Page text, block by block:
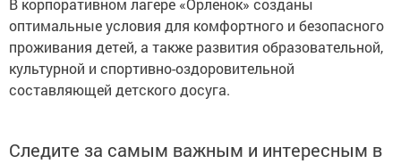
В корпоративном лагере «Орленок» созданы
оптимальные условия для комфортного и безопасного
проживания детей, а также развития образовательной,
культурной и спортивно-оздоровительной
составляющей детского досуга.
Следите за самым важным и интересным в